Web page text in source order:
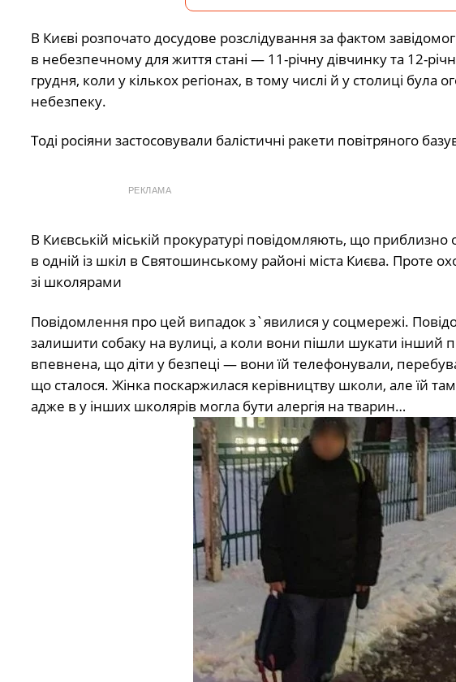
В Києві розпочато досудове розслідування за фактом
в небезпечному для життя стані — 11-річну дівчинку та 12-
грудня, коли у кількох регіонах, в тому числі й у столиці була
небезпеку.
Тоді росіяни застосовували балістичні ракети повітряного
РЕКЛАМА
В Києвській міській прокуратурі повідомляють, що
в одній із шкіл в Святошинському районі міста Києва. Проте
зі школярами
Повідомлення про цей випадок з`явилися у соцмережі.
залишити собаку на вулиці, а коли вони пішли шукати інший
впевнена, що діти у безпеці — вони їй телефонували,
що сталося. Жінка поскаржилася керівництву школи, але їй
адже в у інших школярів могла бути алергія на тварин…